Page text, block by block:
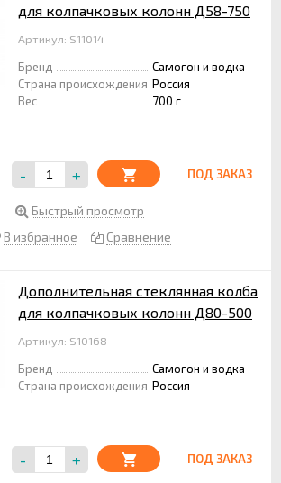
для колпачковых колонн Д58-750
Артикул: S11014
Бренд
Самогон и водка
Страна происхождения Россия
Вес
700 г
- + ПОД ЗАКАЗ
Быстрый просмотр
В избранное
Сравнение
Дополнительная стеклянная колба
для колпачковых колонн Д80-500
Артикул: S10168
Бренд
Самогон и водка
Страна происхождения Россия
- + ПОД ЗАКАЗ